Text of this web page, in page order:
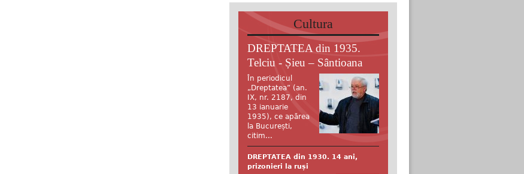
Cultura
DREPTATEA din 1935.
Telciu - Șieu – Sântioana
În periodicul
„Dreptatea” (an.
IX, nr. 2187, din
13 ianuarie
1935), ce apărea
la București,
citim...
DREPTATEA din 1930. 14 ani,
prizonieri la ruși